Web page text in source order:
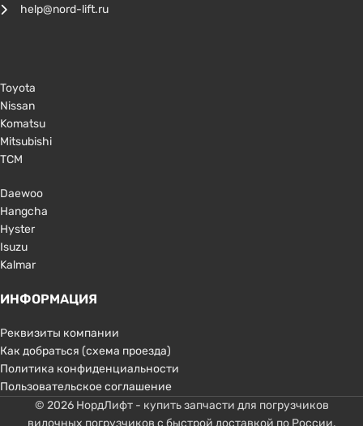
help@nord-lift.ru
Toyota
Nissan
Komatsu
Mitsubishi
TCM
Daewoo
Hangcha
Hyster
Isuzu
Kalmar
ИНФОРМАЦИЯ
Реквизиты компании
Как добраться (схема проезда)
Политика конфиденциальности
Пользовательское соглашение
© 2026 НордЛифт - купить запчасти для погрузчиков